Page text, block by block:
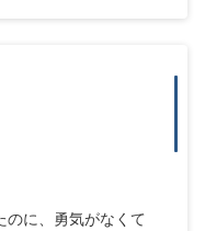
のに、勇気がなくて